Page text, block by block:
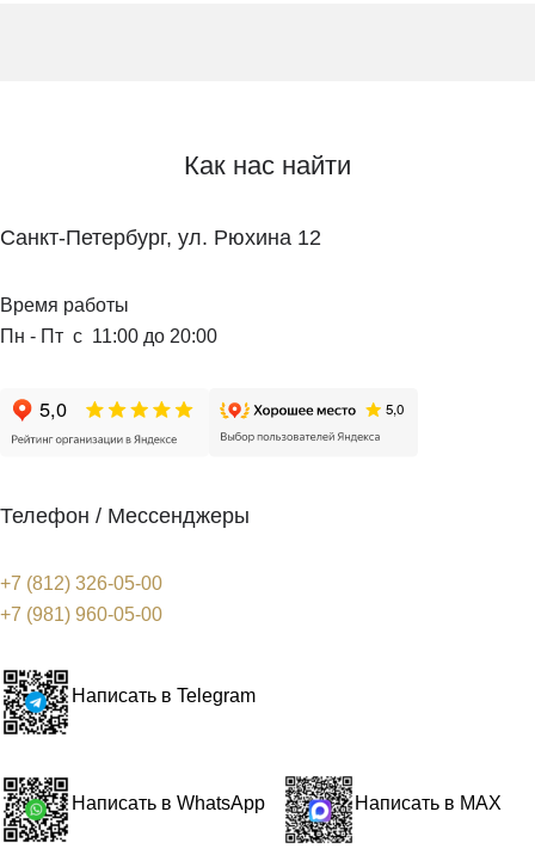
Как нас найти
Телефон / Мессенджеры
+7 (812) 326-05-00
+7 (981) 960-05-00
Написать в Telegram
Написать в WhatsApp Написать в MAX
Санкт-Петербург, ул. Рюхина 12
Время работы
Пн - Пт с 11:00 до 20:00